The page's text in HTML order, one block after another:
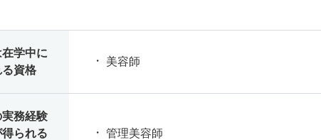
学中に
資格
美容師
務経験
られる
管理美容師